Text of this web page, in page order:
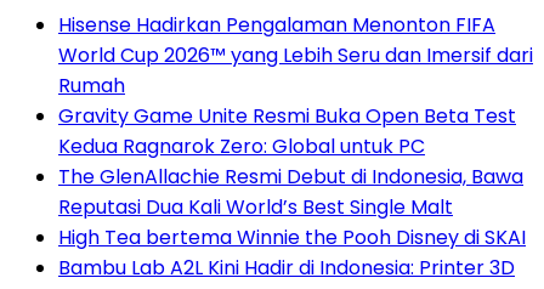
Hisense Hadirkan Pengalaman Menonton FIFA
World Cup 2026™ yang Lebih Seru dan Imersif dari
Rumah
Gravity Game Unite Resmi Buka Open Beta Test
Kedua Ragnarok Zero: Global untuk PC
The GlenAllachie Resmi Debut di Indonesia, Bawa
Reputasi Dua Kali World’s Best Single Malt
High Tea bertema Winnie the Pooh Disney di SKAI
Bambu Lab A2L Kini Hadir di Indonesia: Printer 3D